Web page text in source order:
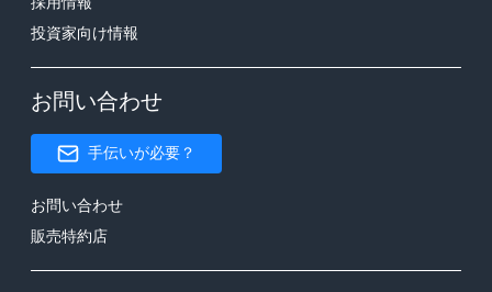
投資家向け情報
お問い合わせ
手伝いが必要？
お問い合わせ
販売特約店